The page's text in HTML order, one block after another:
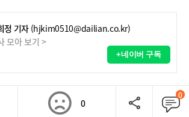
정 기자 (hjkim0510@dailian.co.kr)
모아 보기 >
+네이버 구독
0
0